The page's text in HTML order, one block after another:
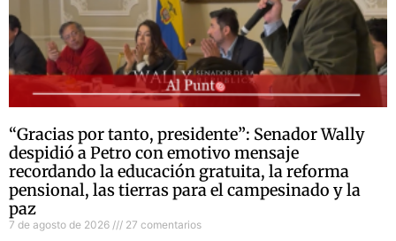
“Gracias por tanto, presidente”: Senador Wally
despidió a Petro con emotivo mensaje
recordando la educación gratuita, la reforma
pensional, las tierras para el campesinado y la
paz
7 de agosto de 2026 27 comentarios